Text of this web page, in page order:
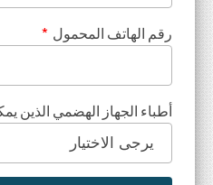
رقم الهاتف المحمول *
أطباء الجهاز الهضمي الذين